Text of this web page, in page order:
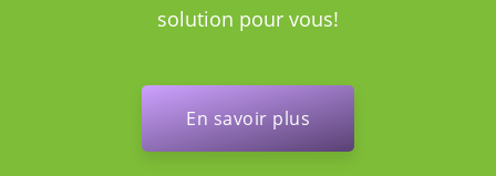
solution pour vous!
En savoir plus